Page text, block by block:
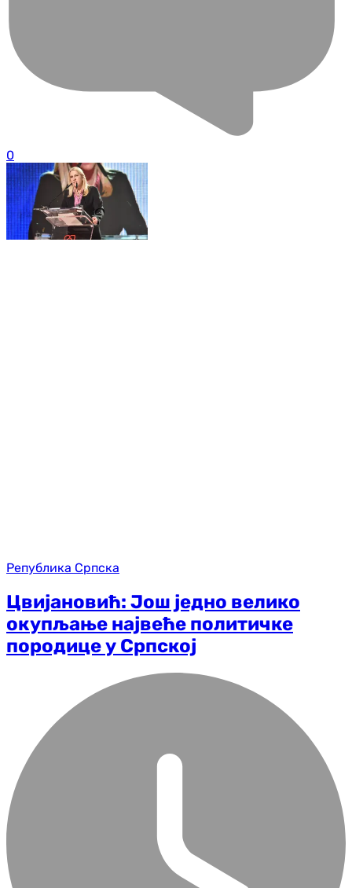
0
Република Српска
Цвијановић: Још једно велико
окупљање највеће политичке
породице у Српској